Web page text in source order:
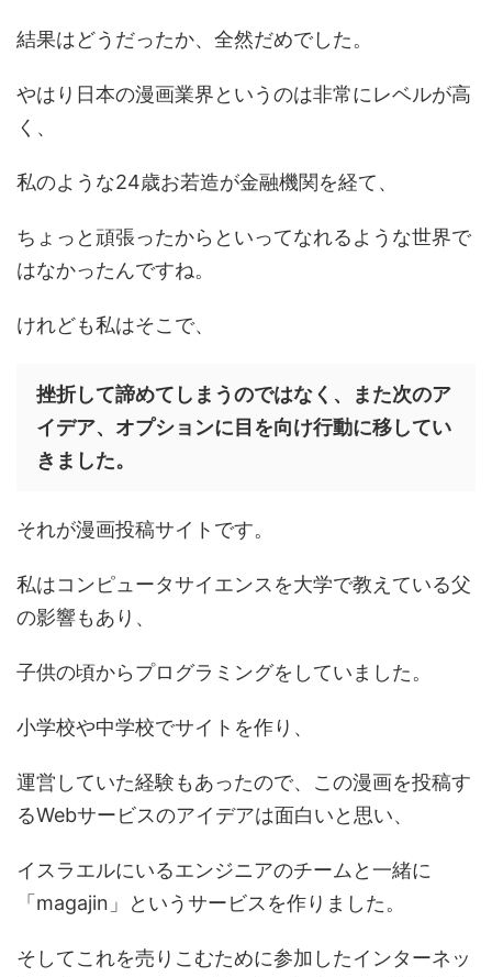
結果はどうだったか、全然だめでした。
やはり日本の漫画業界というのは非常にレベルが高
く、
私のような24歳お若造が金融機関を経て、
ちょっと頑張ったからといってなれるような世界で
はなかったんですね。
けれども私はそこで、
挫折して諦めてしまうのではなく、また次のア
イデア、オプションに目を向け行動に移してい
きました。
それが漫画投稿サイトです。
私はコンピュータサイエンスを大学で教えている父
の影響もあり、
子供の頃からプログラミングをしていました。
小学校や中学校でサイトを作り、
運営していた経験もあったので、この漫画を投稿す
るWebサービスのアイデアは面白いと思い、
イスラエルにいるエンジニアのチームと一緒に
「magajin」というサービスを作りました。
そしてこれを売りこむために参加したインターネッ